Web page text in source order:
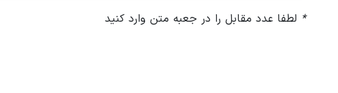
* لطفا عدد مقابل را در جعبه متن وارد کنید